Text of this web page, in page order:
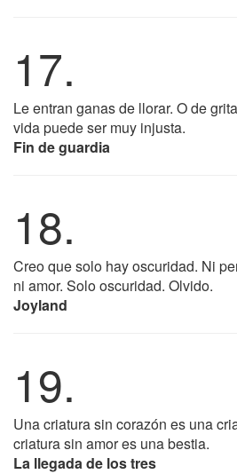
17.
Le entran ganas de llorar. O de
vida puede ser muy injusta.
Fin de guardia
18.
Creo que solo hay oscuridad. Ni
ni amor. Solo oscuridad. Olvido.
Joyland
19.
Una criatura sin corazón es una
criatura sin amor es una bestia.
La llegada de los tres